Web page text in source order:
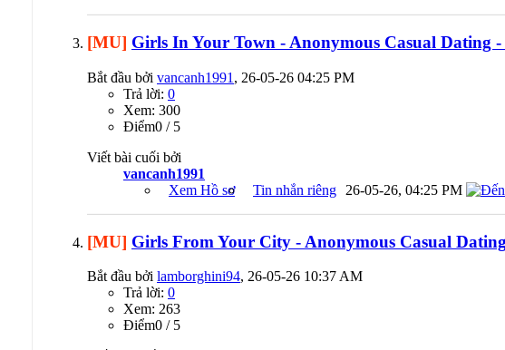
[MU] Girls In Your Town - Anonymous Casual Dating -
Bắt đầu bởi vancanh1991 , 26-05-26 04:25 PM
Trả lời: 0
Xem: 300
Ðiểm0 / 5
Viết bài cuối bởi
vancanh1991
Xem Hồ sơ
Tin nhắn riêng 26-05-26, 04:25 PM
[MU] Girls From Your City - Anonymous Casual
Bắt đầu bởi lamborghini94, 26-05-26 10:37 AM
Trả lời: 0
Xem: 263
Ðiểm0 / 5